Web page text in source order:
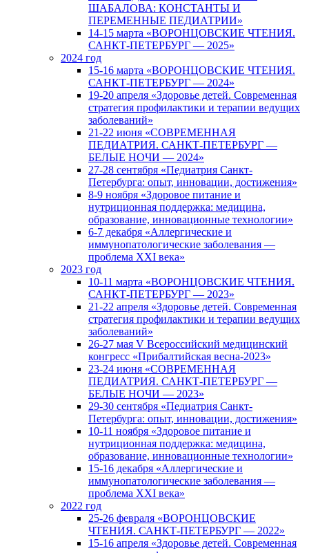
ШАБАЛОВА: КОНСТАНТЫ И
ПЕРЕМЕННЫЕ ПЕДИАТРИИ»
14-15 марта «ВОРОНЦОВСКИЕ ЧТЕНИЯ.
САНКТ-ПЕТЕРБУРГ — 2025»
2024 год
15-16 марта «ВОРОНЦОВСКИЕ ЧТЕНИЯ.
САНКТ-ПЕТЕРБУРГ — 2024»
19-20 апреля «Здоровье детей. Современная
стратегия профилактики и терапии ведущих
заболеваний»
21-22 июня «СОВРЕМЕННАЯ
ПЕДИАТРИЯ. САНКТ-ПЕТЕРБУРГ —
БЕЛЫЕ НОЧИ — 2024»
27-28 сентября «Педиатрия Санкт-
Петербурга: опыт, инновации, достижения»
8-9 ноября «Здоровое питание и
нутриционная поддержка: медицина,
образование, инновационные технологии»
6-7 декабря «Аллергические и
иммунопатологические заболевания —
проблема XXI века»
2023 год
10-11 марта «ВОРОНЦОВСКИЕ ЧТЕНИЯ.
САНКТ-ПЕТЕРБУРГ — 2023»
21-22 апреля «Здоровье детей. Современная
стратегия профилактики и терапии ведущих
заболеваний»
26-27 мая V Всероссийский медицинский
конгресс «Прибалтийская весна-2023»
23-24 июня «СОВРЕМЕННАЯ
ПЕДИАТРИЯ. САНКТ-ПЕТЕРБУРГ —
БЕЛЫЕ НОЧИ — 2023»
29-30 сентября «Педиатрия Санкт-
Петербурга: опыт, инновации, достижения»
10-11 ноября «Здоровое питание и
нутриционная поддержка: медицина,
образование, инновационные технологии»
15-16 декабря «Аллергические и
иммунопатологические заболевания —
проблема XXI века»
2022 год
25-26 февраля «ВОРОНЦОВСКИЕ
ЧТЕНИЯ. САНКТ-ПЕТЕРБУРГ — 2022»
15-16 апреля «Здоровье детей. Современная